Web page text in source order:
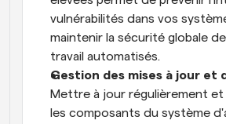
vulnérabilités dans vos
maintenir la sécurité globale
travail automatisés.
Gestion des mises à jour et
Mettre à jour régulièrement
les composants du système